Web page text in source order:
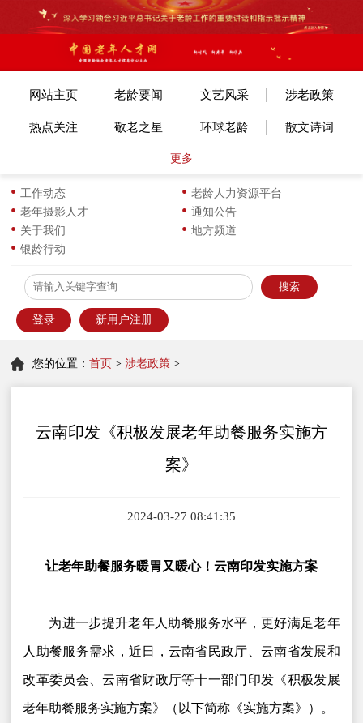
网站主页 老龄要闻 文艺风采 涉老政策
热点关注 敬老之星 环球老龄 散文诗词
各地动态 小说传记
生活新知 服饰服装
为老服务
更多
工作动态
老龄人力资源平台
老年摄影人才
通知公告
关于我们
地方频道
银龄行动
登录 新用户注册
您的位置：首页 >涉老政策 >
云南印发《积极发展老年助餐服务实施方
案》
2024-03-27 08:41:35
让老年助餐服务暖胃又暖心！云南印发实施方案
为进一步提升老年人助餐服务水平，更好满足老年
人助餐服务需求，近日，云南省民政厅、云南省发展和
改革委员会、云南省财政厅等十一部门印发《积极发展
老年助餐服务实施方案》（以下简称《实施方案》）。